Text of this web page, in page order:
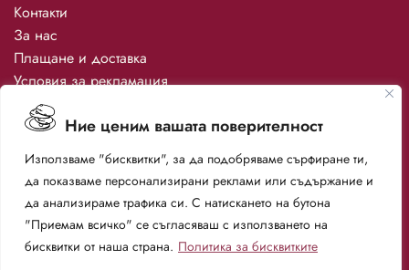
Ние ценим вашата поверителност
Използваме "бисквитки", за да подобряваме сърфиране ти,
да показваме персонализирани реклами или съдържание и
да анализираме трафика си. С натискането на бутона
"Приемам всичко" се съгласяваш с използването на
бисквитки от наша страна. Политика за бисквитките
Контакти
За нас
Плащане и доставка
Условия за рекламация
Онлайн решаване на спорове
Томболи и конкурси
Информация за бисквитки
Политика за поверителност